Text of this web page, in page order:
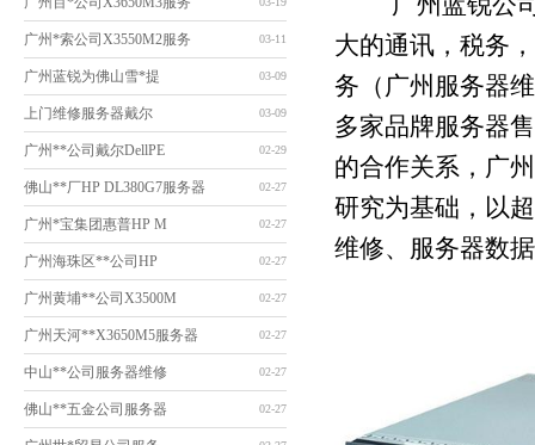
广州*索公司X3550M2服务 03-11
广州蓝锐为佛山雪*提 03-09
上门维修服务器戴尔 03-09
广州**公司戴尔DellPE 02-29
佛山**厂HP DL380G7服务器 02-27
广州*宝集团惠普HP M 02-27
广州海珠区**公司HP 02-27
广州黄埔**公司X3500M 02-27
广州天河**X3650M5服务器 02-27
中山**公司服务器维修 02-27
佛山**五金公司服务器 02-27
大的通讯，税务
务（广州服务器
多家品牌服务器
的合作关系，广
研究为基础，以
维修、服务器数